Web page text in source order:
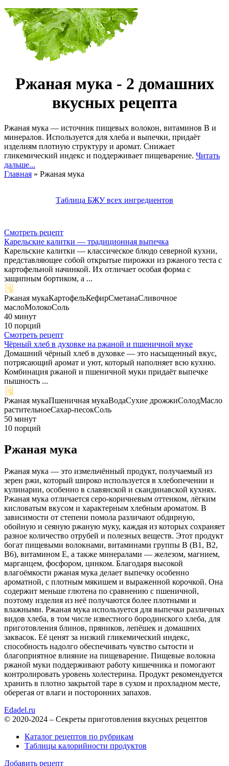
Ржаная мука - 2 домашних
вкусных рецепта
Ржаная мука — источник пищевых волокон, витаминов B и
минералов. Используется для хлеба и выпечки, придаёт
изделиям плотную структуру и аромат. Снижает
гликемический индекс и поддерживает пищеварение. Читать
дальше...
Главная » Ржаная мука
Таблица БЖУ всех ингредиентов
Смотреть рецепт
Карельские калитки — традиционная выпечка
Карельские калитки — классическое блюдо северной кухни,
представляющее собой открытые пирожки из ржаного теста с
картофельной начинкой. Их отличает особая форма с
защипным бортиком, а ...
Ржаная мукаКартофельКефирСметанаСливочное
маслоМолокоСоль
40 минут
10 порций
Смотреть рецепт
Чёрный хлеб в духовке на ржаной и пшеничной муке
Домашний чёрный хлеб в духовке — это насыщенный вкус,
потрясающий аромат и уют, который наполняет всю кухню.
Комбинация ржаной и пшеничной муки придаёт выпечке
пышность ...
Ржаная мукаПшеничная мукаВодаСухие дрожжиСолодМасло
растительноеСахар-песокСоль
50 минут
10 порций
Ржаная мука
Ржаная мука — это измельчённый продукт, получаемый из
зерен ржи, который широко используется в хлебопечении и
кулинарии, особенно в славянской и скандинавской кухнях.
Ржаная мука отличается серо-коричневым оттенком, лёгким
кисловатым вкусом и характерным хлебным ароматом. В
зависимости от степени помола различают обдирную,
обойную и сеяную ржаную муку, каждая из которых сохраняет
разное количество отрубей и полезных веществ. Этот продукт
богат пищевыми волокнами, витаминами группы B (B1, B2,
B6), витамином E, а также минералами — железом, магнием,
марганцем, фосфором, цинком. Благодаря высокой
влагоёмкости ржаная мука делает выпечку особенно
ароматной, с плотным мякишем и выраженной корочкой. Она
содержит меньше глютена по сравнению с пшеничной,
поэтому изделия из неё получаются более плотными и
влажными. Ржаная мука используется для выпечки различных
видов хлеба, в том числе известного бородинского хлеба, для
приготовления блинов, пряников, лепёшек и домашних
заквасок. Её ценят за низкий гликемический индекс,
способность надолго обеспечивать чувство сытости и
благоприятное влияние на пищеварение. Пищевые волокна
ржаной муки поддерживают работу кишечника и помогают
контролировать уровень холестерина. Продукт рекомендуется
хранить в плотно закрытой таре в сухом и прохладном месте,
оберегая от влаги и посторонних запахов.
Edadel.ru
© 2020-2024 – Секреты приготовления вкусных рецептов
Каталог рецептов по рубрикам
Таблицы калорийности продуктов
Добавить рецепт